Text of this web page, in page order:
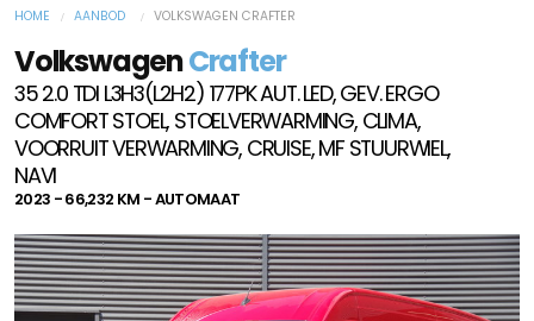
HOME AANBOD VOLKSWAGEN CRAFTER
VolkswagenCrafter
35 2.0 TDI L3H3(L2H2) 177PK AUT. LED, GEV. ERGO
COMFORT STOEL, STOELVERWARMING, CLIMA,
VOORRUIT VERWARMING, CRUISE, MF STUURWIEL,
NAVI
2023 - 66,232 KM - AUTOMAAT